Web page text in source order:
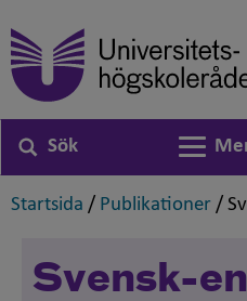
Sök
Växla
Startsida ,
/ Publikationer ,
/
Svensk-